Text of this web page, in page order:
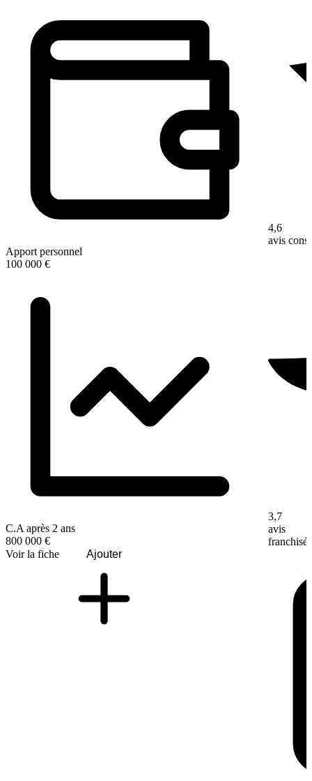
Apport personnel
100 000 €
C.A après 2 ans
800 000 €
Voir la fiche
Ajouter
4,6
avis
3,7
avis
franchisé